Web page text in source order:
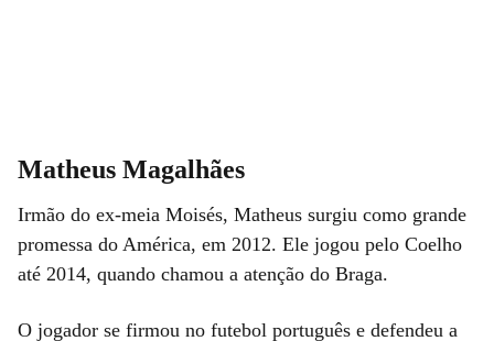
Matheus Magalhães
Irmão do ex-meia Moisés, Matheus surgiu como grande
promessa do América, em 2012. Ele jogou pelo Coelho
até 2014, quando chamou a atenção do Braga.
O jogador se firmou no futebol português e defendeu a